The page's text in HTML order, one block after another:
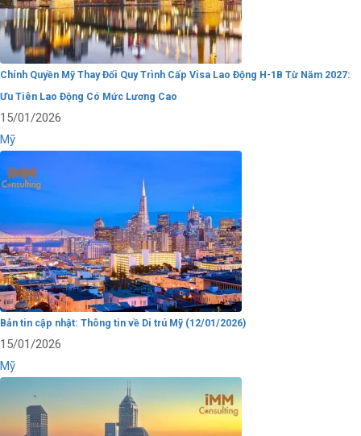
Chính Quyền Mỹ Thay Đổi Quy Trình Cấp Visa Lao Động H-1B Từ Năm 2027:
Ưu Tiên Lao Động Có Mức Lương Cao
15/01/2026
Mỹ
Bản tin cập nhật: Thông tin về Di trú Mỹ (12/01/2026)
15/01/2026
Mỹ